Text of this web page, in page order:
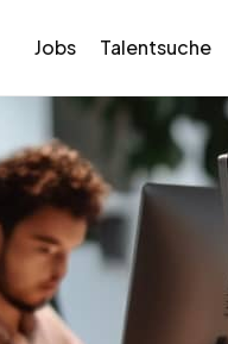
Jobs Talentsuche